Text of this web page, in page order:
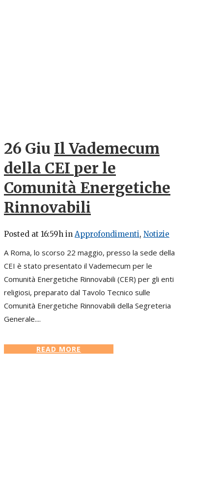
26 Giu Il Vademecum
della CEI per le
Comunità Energetiche
Rinnovabili
Posted at 16:59h in Approfondimenti, Notizie
A Roma, lo scorso 22 maggio, presso la sede della
CEI è stato presentato il Vademecum per le
Comunità Energetiche Rinnovabili (CER) per gli enti
religiosi, preparato dal Tavolo Tecnico sulle
Comunità Energetiche Rinnovabili della Segreteria
Generale....
READ MORE